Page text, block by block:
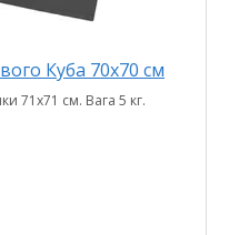
Куба 70х70 см
71х71 см. Вага 5 кг.